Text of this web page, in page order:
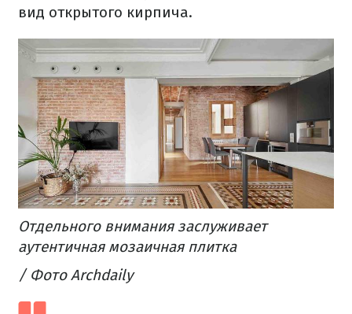
вид открытого кирпича.
Отдельного внимания заслуживает
аутентичная мозаичная плитка
/ Фото Archdaily